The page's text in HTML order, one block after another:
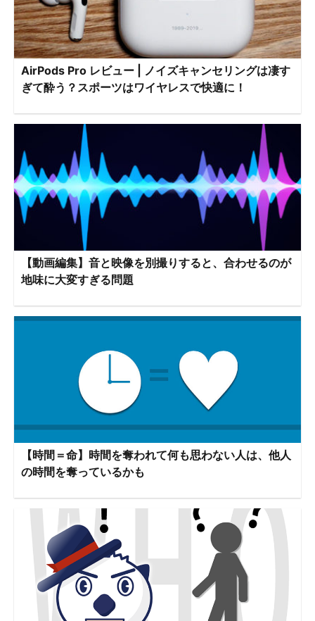
AirPods Pro レビュー | ノイズキャンセリングは凄す
ぎて酔う？スポーツはワイヤレスで快適に！
【動画編集】音と映像を別撮りすると、合わせるのが
地味に大変すぎる問題
【時間＝命】時間を奪われて何も思わない人は、他人
の時間を奪っているかも